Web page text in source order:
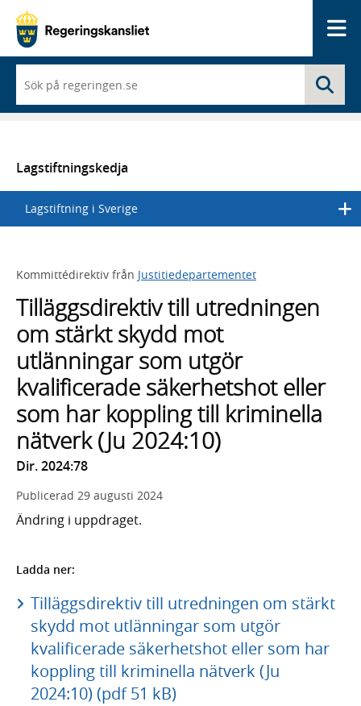
du
börjar
skriva
en
lista
med
sökförslag
Lagstiftningskedja
Lagstiftning i Sverige
Kommittédirektiv från Justitiedepartementet
Tilläggsdirektiv till utredningen
om stärkt skydd mot
utlänningar som utgör
kvalificerade säkerhetshot eller
som har koppling till kriminella
nätverk (Ju 2024:10)
Dir. 2024:78
Publicerad 29 augusti 2024
Ändring i uppdraget.
Ladda ner:
Tilläggsdirektiv till utredningen om stärkt
skydd mot utlänningar som utgör
kvalificerade säkerhetshot eller som har
koppling till kriminella nätverk (Ju
2024:10) (pdf 51 kB)